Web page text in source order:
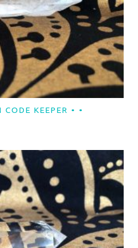
MAIS KEEPER • •